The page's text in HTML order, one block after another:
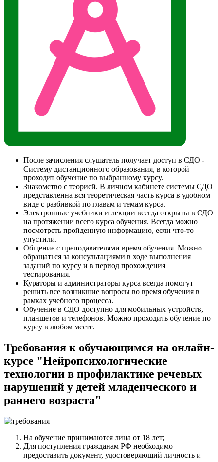
После зачисления слушатель получает доступ в СДО -
Систему дистанционного образования, в которой
проходит обучение по выбранному курсу.
Знакомство с теорией. В личном кабинете системы СДО
представленна вся теоретическая часть курса в удобном
виде с разбивкой по главам и темам курса.
Электронные учебники и лекции всегда открыты в СДО
на протяжении всего курса обучения. Всегда можно
посмотреть пройденную информацию, если что-то
упустили.
Общение с преподавателями время обучения. Можно
обращаться за консультациями в ходе выполнения
заданий по курсу и в период прохождения
тестирования.
Кураторы и администраторы курса всегда помогут
решить все возникшие вопросы во время обучения в
рамках учебного процесса.
Обучение в СДО доступно для мобильных устройств,
планшетов и телефонов. Можно проходить обучение по
курсу в любом месте.
Требования к обучающимся на онлайн-
курсе "Нейропсихологические
технологии в профилактике речевых
нарушений у детей младенческого и
раннего возраста"
На обучение принимаются лица от 18 лет;
Для поступления гражданам РФ необходимо
предоставить документ, удостоверяющий личность и